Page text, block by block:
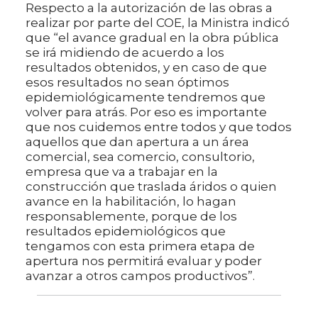
Respecto a la autorización de las obras a
realizar por parte del COE, la Ministra indicó
que “el avance gradual en la obra pública
se irá midiendo de acuerdo a los
resultados obtenidos, y en caso de que
esos resultados no sean óptimos
epidemiológicamente tendremos que
volver para atrás. Por eso es importante
que nos cuidemos entre todos y que todos
aquellos que dan apertura a un área
comercial, sea comercio, consultorio,
empresa que va a trabajar en la
construcción que traslada áridos o quien
avance en la habilitación, lo hagan
responsablemente, porque de los
resultados epidemiológicos que
tengamos con esta primera etapa de
apertura nos permitirá evaluar y poder
avanzar a otros campos productivos”.